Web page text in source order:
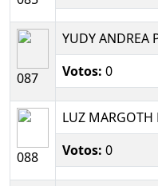
087
YUDY ANDREA
Votos: 0
088
LUZ MARGOTH
Votos: 0